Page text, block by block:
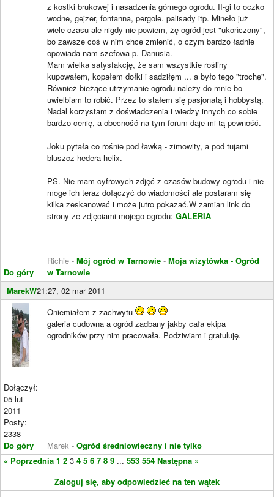
Do góry
z kostki brukowej i nasadzenia górnego ogrodu. II-gi to oczko
wodne, gejzer, fontanna, pergole. palisady itp. Mineło już
wiele czasu ale nigdy nie powiem, żę ogród jest "ukończony",
bo zawsze coś w nim chce zmienić, o czym bardzo ładnie
opowiada nam szefowa p. Danusia.
Mam wielka satysfakcję, że sam wszystkie rośliny
kupowałem, kopałem dołki i sadziłęm ... a było tego "trochę".
Również bieżące utrzymanie ogrodu należy do mnie bo
uwielbiam to robić. Przez to stałem się pasjonatą i hobbystą.
Nadal korzystam z doświadczenia i wiedzy innych co sobie
bardzo cenię, a obecność na tym forum daje mi tą pewność.
Joku pytała co rośnie pod ławką - zimowity, a pod tujami
bluszcz hedera helix.
PS. Nie mam cyfrowych zdjęć z czasów budowy ogrodu i nie
moge ich teraz dołączyć do wiadomości ale postaram się
kilka zeskanować i może jutro pokazać.W zamian link do
strony ze zdjęciami mojego ogrodu: GALERIA
Richie - Mój ogród w Tarnowie - Moja wizytówka - Ogród
w Tarnowie
MarekW21:27, 02 mar 2011
Dołączył:
05 lut
2011
Posty:
2338
Do góry
Oniemiałem z zachwytu
galeria cudowna a ogród zadbany jakby cała ekipa
ogrodników przy nim pracowała. Podziwiam i gratuluję.
Marek - Ogród średniowieczny i nie tylko
« Poprzednia 1 2 3 4 5 6 7 8 9 ... 553 554 Następna »
Zaloguj się, aby odpowiedzieć na ten wątek